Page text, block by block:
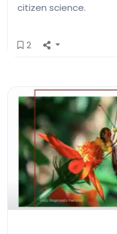
citizen science.
2